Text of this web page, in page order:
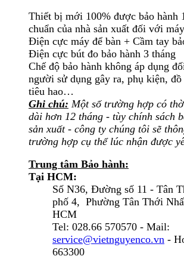
Thiết bị mới 100% được bảo hành
chuẩn của nhà sản xuất đối với
Điện cực máy để bàn + Cầm tay
Điện cực bút đo bảo hành 3 tháng
Chế độ bảo hành không áp dụng
người sử dụng gây ra, phụ kiện,
tiêu hao…
Ghi chú: Một số trường hợp có
dài hơn 12 tháng - tùy chính sách
sản xuất - công ty chúng tôi sẽ
trường hợp cụ thể lúc nhận được
Trung tâm Bảo hành:
Tại HCM:
Số N36, Đường số 11 - Tân
phố 4, Phường Tân Thới
HCM
Tel: 028.66 570570 - Mail:
service@vietnguyenco.vn -
663300